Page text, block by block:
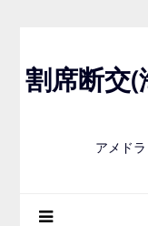
割席断交
アメド